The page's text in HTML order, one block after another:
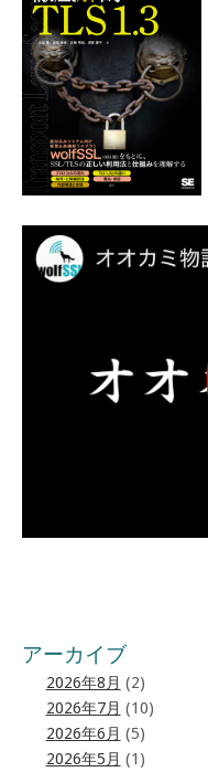
アーカイブ
2026年8月 (2)
2026年7月 (10)
2026年6月 (5)
2026年5月 (1)